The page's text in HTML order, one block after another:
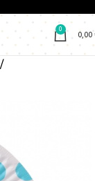
0
0,00